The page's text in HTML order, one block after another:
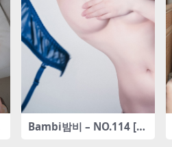
Bambi밤비 – NO.114 [B